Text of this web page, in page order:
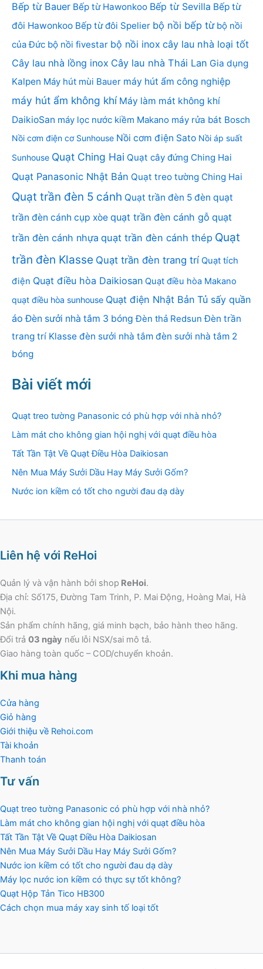
Bếp từ Bauer Bếp từ Hawonkoo Bếp từ Sevilla Bếp từ
đôi Hawonkoo Bếp từ đôi Spelier bộ nồi bếp từ bộ nồi
của Đức bộ nồi fivestar bộ nồi inox cây lau nhà loại tốt
Cây lau nhà lồng inox Cây lau nhà Thái Lan Gia dụng
Kalpen Máy hút mùi Bauer máy hút ẩm công nghiệp
máy hút ẩm không khí Máy làm mát không khí
DaikioSan máy lọc nước kiềm Makano máy rửa bát Bosch
Nồi cơm điện cơ Sunhouse Nồi cơm điện Sato Nồi áp suất
Sunhouse Quạt Ching Hai Quạt cây đứng Ching Hai
Quạt Panasonic Nhật Bản Quạt treo tường Ching Hai
Quạt trần đèn 5 cánh Quạt trần đèn 5 đèn quạt
trần đèn cánh cụp xòe quạt trần đèn cánh gỗ quạt
trần đèn cánh nhựa quạt trần đèn cánh thép Quạt
trần đèn Klasse Quạt trần đèn trang trí Quạt tích
điện Quạt điều hòa Daikiosan Quạt điều hòa Makano
quạt điều hòa sunhouse Quạt điện Nhật Bản Tủ sấy quần
áo Đèn sưởi nhà tắm 3 bóng Đèn thả Redsun Đèn trần
trang trí Klasse đèn sưởi nhà tắm đèn sưởi nhà tắm 2
bóng
Bài viết mới
Quạt treo tường Panasonic có phù hợp với nhà nhỏ?
Làm mát cho không gian hội nghị với quạt điều hòa
Tất Tần Tật Về Quạt Điều Hòa Daikiosan
Nên Mua Máy Sưởi Dầu Hay Máy Sưởi Gốm?
Nước ion kiềm có tốt cho người đau dạ dày
Liên hệ với ReHoi
Quản lý và vận hành bởi shop ReHoi.
Địa chỉ: Số175, Đường Tam Trinh, P. Mai Động, Hoàng Mai, Hà
Nội.
Sản phẩm chính hãng, giá minh bạch, bảo hành theo hãng.
Đổi trả 03 ngày nếu lỗi NSX/sai mô tả.
Giao hàng toàn quốc – COD/chuyển khoản.
Khi mua hàng
Cửa hàng
Giỏ hàng
Giới thiệu về Rehoi.com
Tài khoản
Thanh toán
Tư vấn
Quạt treo tường Panasonic có phù hợp với nhà nhỏ?
Làm mát cho không gian hội nghị với quạt điều hòa
Tất Tần Tật Về Quạt Điều Hòa Daikiosan
Nên Mua Máy Sưởi Dầu Hay Máy Sưởi Gốm?
Nước ion kiềm có tốt cho người đau dạ dày
Máy lọc nước ion kiềm có thực sự tốt không?
Quạt Hộp Tản Tico HB300
Cách chọn mua máy xay sinh tố loại tốt